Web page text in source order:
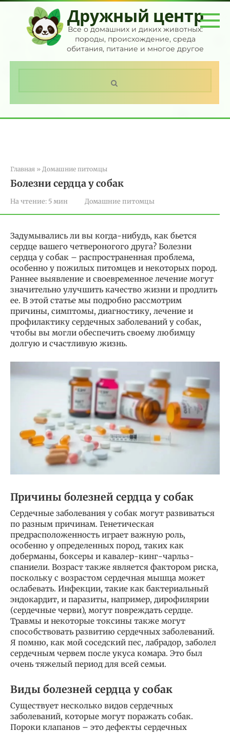
Перейти
контенту
Дружный центр
Все о домашних и диких животных:
породы, происхождение, среда
обитания, питание и многое другое
Главная » Домашние питомцы
Болезни сердца у собак
На чтение: 5 мин Домашние питомцы
Задумывались ли вы когда-нибудь, как бьется
сердце вашего четвероногого друга? Болезни
сердца у собак – распространенная проблема,
особенно у пожилых питомцев и некоторых пород.
Раннее выявление и своевременное лечение могут
значительно улучшить качество жизни и продлить
ее. В этой статье мы подробно рассмотрим
причины, симптомы, диагностику, лечение и
профилактику сердечных заболеваний у собак,
чтобы вы могли обеспечить своему любимцу
долгую и счастливую жизнь.
Причины болезней сердца у собак
Сердечные заболевания у собак могут развиваться
по разным причинам. Генетическая
предрасположенность играет важную роль,
особенно у определенных пород, таких как
доберманы, боксеры и кавалер-кинг-чарльз-
спаниели. Возраст также является фактором риска,
поскольку с возрастом сердечная мышца может
ослабевать. Инфекции, такие как бактериальный
эндокардит, и паразиты, например, дирофилярии
(сердечные черви), могут повреждать сердце.
Травмы и некоторые токсины также могут
способствовать развитию сердечных заболеваний.
Я помню, как мой соседский пес, лабрадор, заболел
сердечным червем после укуса комара. Это был
очень тяжелый период для всей семьи.
Виды болезней сердца у собак
Существует несколько видов сердечных
заболеваний, которые могут поражать собак.
Пороки клапанов – это дефекты сердечных